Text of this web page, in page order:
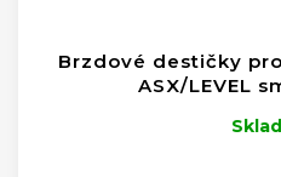
Brzdové destičky
ASX/LEVEL